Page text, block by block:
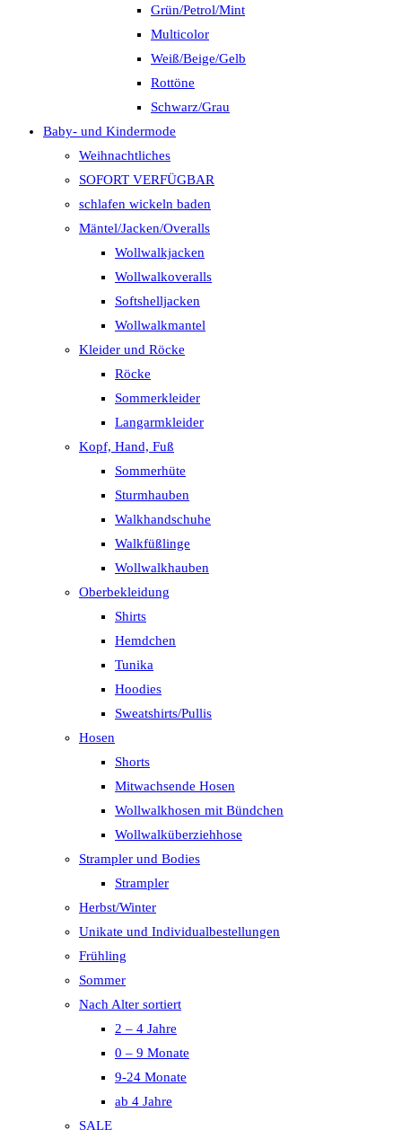
Grün/Petrol/Mint
Multicolor
Weiß/Beige/Gelb
Rottöne
Schwarz/Grau
Baby- und Kindermode
Weihnachtliches
SOFORT VERFÜGBAR
schlafen wickeln baden
Mäntel/Jacken/Overalls
Wollwalkjacken
Wollwalkoveralls
Softshelljacken
Wollwalkmantel
Kleider und Röcke
Röcke
Sommerkleider
Langarmkleider
Kopf, Hand, Fuß
Sommerhüte
Sturmhauben
Walkhandschuhe
Walkfüßlinge
Wollwalkhauben
Oberbekleidung
Shirts
Hemdchen
Tunika
Hoodies
Sweatshirts/Pullis
Hosen
Shorts
Mitwachsende Hosen
Wollwalkhosen mit Bündchen
Wollwalküberziehhose
Strampler und Bodies
Strampler
Herbst/Winter
Unikate und Individualbestellungen
Frühling
Sommer
Nach Alter sortiert
2 – 4 Jahre
0 – 9 Monate
9-24 Monate
ab 4 Jahre
SALE